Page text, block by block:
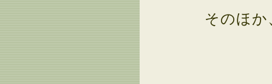
そのほか